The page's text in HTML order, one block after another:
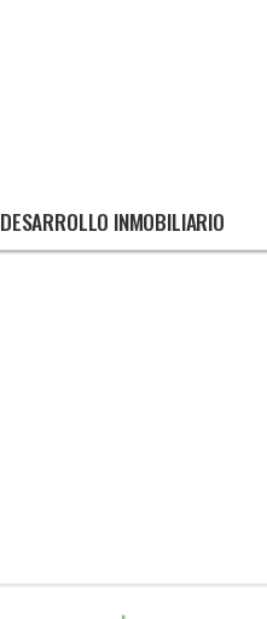
DESARROLLO INMOBILIARIO